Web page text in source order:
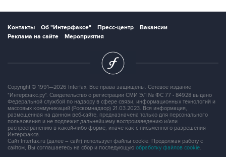
Контакты Об "Интерфаксе" Пресс-центр
Вакансии
Реклама на сайте
Мероприятия
Copyright © 1991—2026 Interfax. Все права защищены. Сетевое издание
"Интерфакс.ру". Свидетельство о регистрации СМИ ЭЛ № ФС 77 - 84928 выдано
Федеральной службой по надзору в сфере связи, информационных технологий и
массовых коммуникаций (Роскомнадзор) 21.03.2023. Вся информация,
размещенная на данном веб-сайте, предназначена только для персонального
пользования и не подлежит дальнейшему воспроизведению и/или
распространению в какой-либо форме, иначе как с письменного разрешения
Интерфакса.
Сайт Interfax.ru (далее – сайт) использует файлы cookie. Продолжая работу с
сайтом, Вы соглашаетесь на сбор и последующую обработку файлов cookie.